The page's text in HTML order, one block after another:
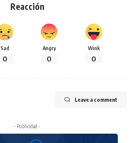
Reacción
Sad
0
Angry
0
Wink
0
Leave a comment
- Publicidad -